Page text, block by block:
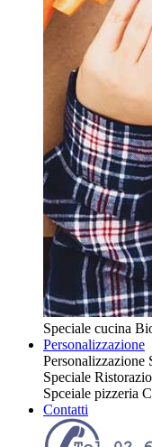
Speciale cucina
Personalizzazione
Personalizzazione
Speciale
Spceiale pizzeria
Contatti